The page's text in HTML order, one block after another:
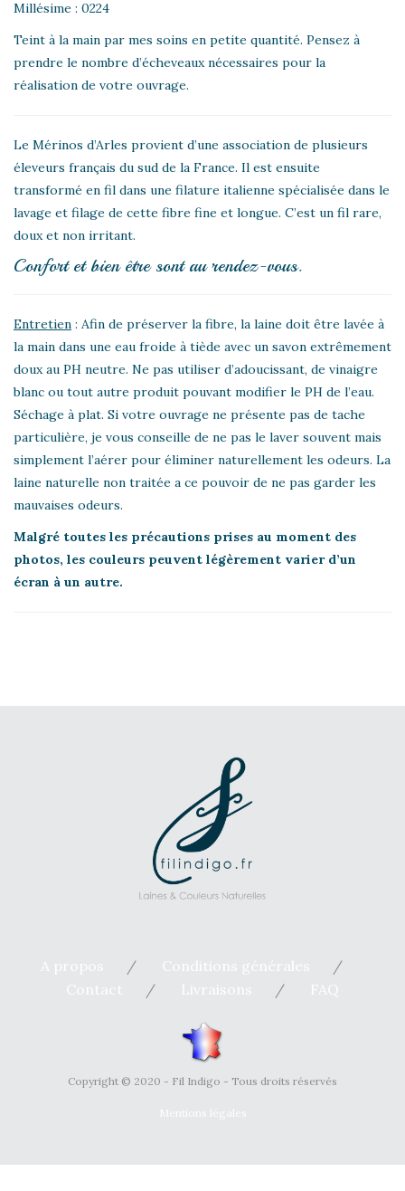
Millésime : 0224
Teint à la main par mes soins en petite quantité. Pensez à
prendre le nombre d’écheveaux nécessaires pour la
réalisation de votre ouvrage.
Le Mérinos d’Arles provient d’une association de plusieurs
éleveurs français du sud de la France. Il est ensuite
transformé en fil dans une filature italienne spécialisée dans le
lavage et filage de cette fibre fine et longue. C’est un fil rare,
doux et non irritant.
Confort et bien être sont au rendez-vous.
Entretien : Afin de préserver la fibre, la laine doit être lavée à
la main dans une eau froide à tiède avec un savon extrêmement
doux au PH neutre. Ne pas utiliser d’adoucissant, de vinaigre
blanc ou tout autre produit pouvant modifier le PH de l’eau.
Séchage à plat. Si votre ouvrage ne présente pas de tache
particulière, je vous conseille de ne pas le laver souvent mais
simplement l’aérer pour éliminer naturellement les odeurs. La
laine naturelle non traitée a ce pouvoir de ne pas garder les
mauvaises odeurs.
Malgré toutes les précautions prises au moment des
photos, les couleurs peuvent légèrement varier d’un
écran à un autre.
A propos
Conditions générales
Contact
Livraisons FAQ
Copyright © 2020 - Fil Indigo - Tous droits réservés
Mentions légales